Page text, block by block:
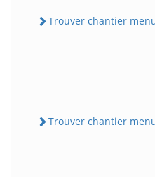
Trouver chantier
Trouver chantier